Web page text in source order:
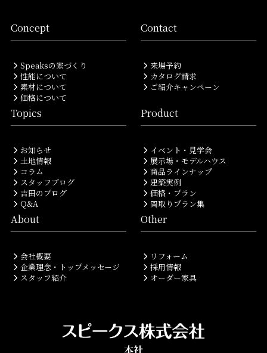
採用情報
オーダー家具
カタログ請求
ご紹介キャンペーン
プライバシーポリシー サイトマップ｜ トップページ
©speaks-test.
Concept
Speaksの家づくり
性能について
素材について
価格について
Contact
来場予約
カタログ請求
ご紹介キャンペーン
Topics
お知らせ
土地情報
コラム
スタッフブログ
吉田のブログ
Q&A
Product
イベント・見学会
展示場・モデルハウス
商品ラインナップ
建築実例
価格・プラン
間取りプラン集
About
会社概要
企業理念・トップメッセージ
スタッフ紹介
Other
リフォーム
採用情報
オーダー家具
本社